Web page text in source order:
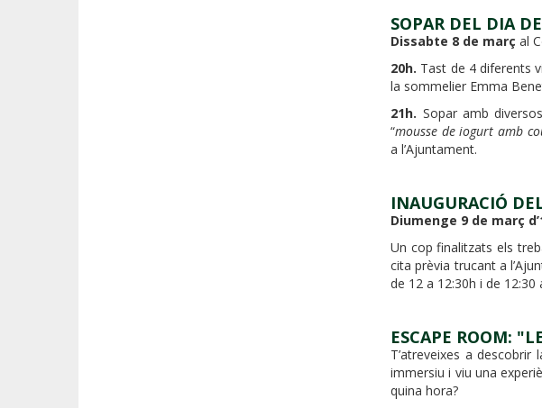
SOPAR DEL DIA
Dissabte 8 de marçal
20h. Tast de 4 diferents
la sommelier Emma
21h. Sopar amb
“mousse de iogurt amb
a l’Ajuntament.
INAUGURACIÓ
Diumenge 9 de març
Un cop finalitzats els
cita prèvia trucant a
de 12 a 12:30h i de 12:30
ESCAPE ROOM:
T’atreveixes a
immersiu i viu una
quina hora?